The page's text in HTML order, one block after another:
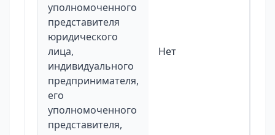
уполномоченного
представителя
юридического
лица,
индивидуального
предпринимателя,
его
уполномоченного
представителя,
Нет